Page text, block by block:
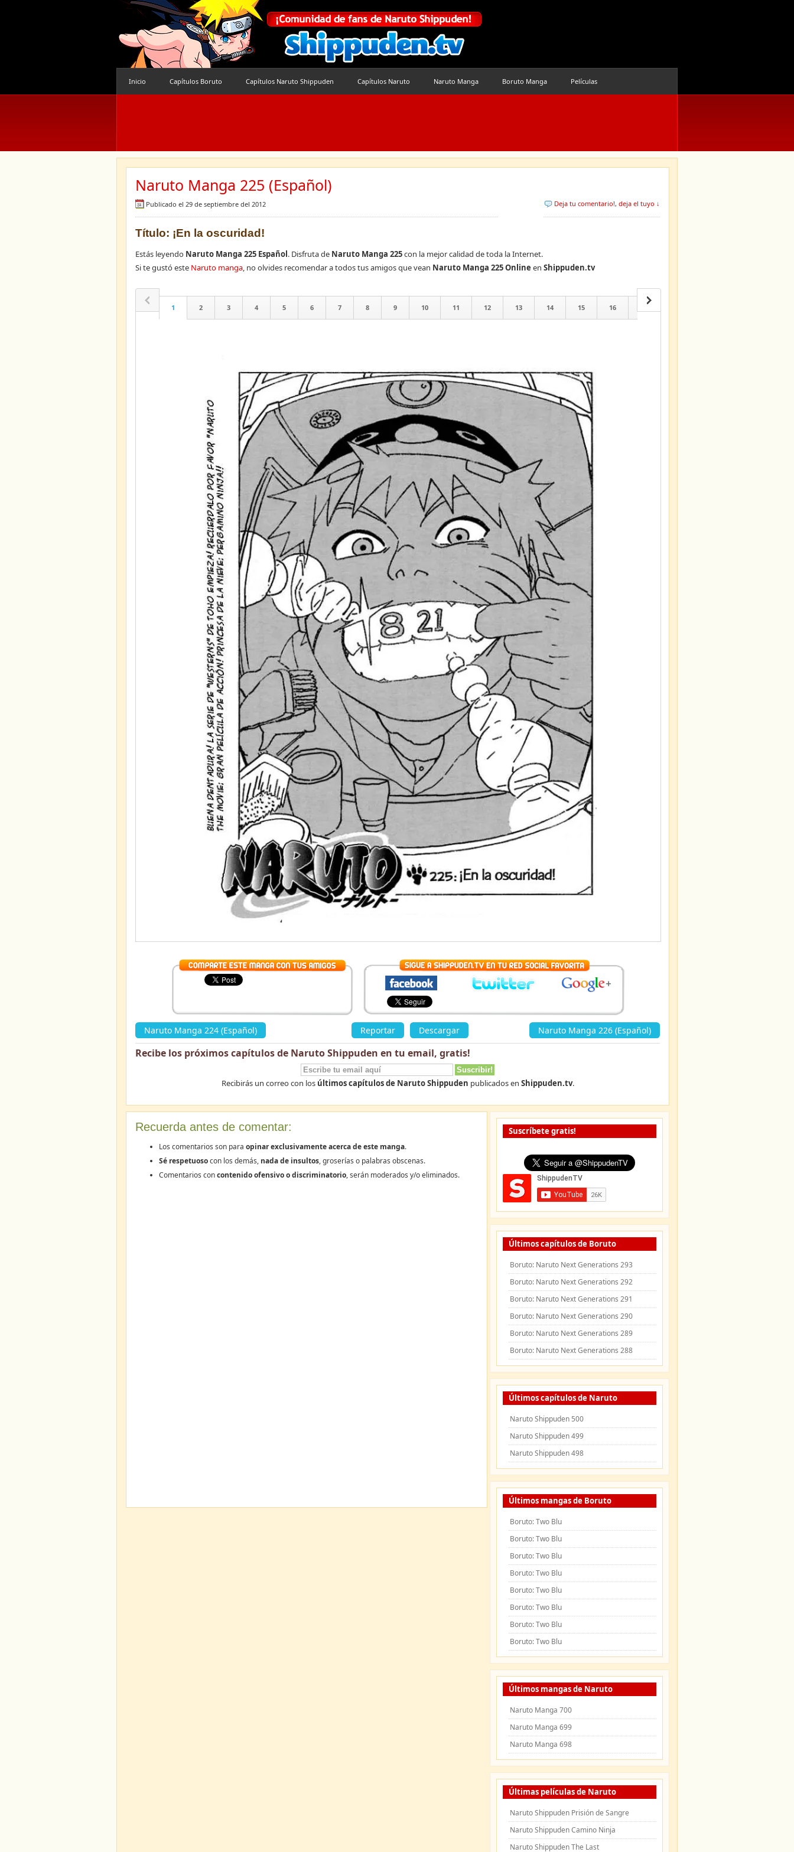
Inicio Capítulos Boruto Capítulos Naruto Shippuden Capítulos Naruto Naruto Manga Boruto Manga Películas
Naruto Manga 225 (Español)
Publicado el 29 de septiembre del 2012 Deja tu comentario!, deja el tuyo ↓
Título: ¡En la oscuridad!
Estás leyendo Naruto Manga 225 Español. Disfruta de Naruto Manga 225con la mejor calidad de toda la Internet.
Si te gustó este Naruto manga, no olvides recomendar a todos tus amigos que vean Naruto Manga 225 Online en Shippuden.tv
1 2 3 4 5 6 7 8 9 10 11 12 13 14 15 16
Naruto Manga 224 (Español) Reportar Descargar Naruto Manga 226 (Español)
Recibe los próximos capítulos de Naruto Shippuden en tu email, gratis!
Recibirás un correo con los últimos capítulos de Naruto Shippuden publicados en Shippuden.tv.
Recuerda antes de comentar:
Los comentarios son para opinar exclusivamente acerca de este manga.
Sé respetuosocon los demás, nada de insultos, groserías o palabras obscenas.
Comentarios concontenido ofensivo o discriminatorio, serán moderados y/o eliminados.
Suscríbete gratis!
Últimos capítulos de Boruto
Boruto: Naruto Next Generations 293
Boruto: Naruto Next Generations 292
Boruto: Naruto Next Generations 291
Boruto: Naruto Next Generations 290
Boruto: Naruto Next Generations 289
Boruto: Naruto Next Generations 288
Últimos capítulos de Naruto
Naruto Shippuden 500
Naruto Shippuden 499
Naruto Shippuden 498
Últimos mangas de Boruto
Boruto: Two Blu
Boruto: Two Blu
Boruto: Two Blu
Boruto: Two Blu
Boruto: Two Blu
Boruto: Two Blu
Boruto: Two Blu
Boruto: Two Blu
Últimos mangas de Naruto
Naruto Manga 700
Naruto Manga 699
Naruto Manga 698
Últimas películas de Naruto
Naruto Shippuden Prisión de Sangre
Naruto Shippuden Camino Ninja
Naruto Shippuden The Last